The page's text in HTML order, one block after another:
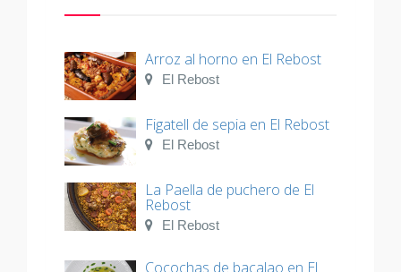
Arroz al horno en El Rebost
El Rebost
Figatell de sepia en El Rebost
El Rebost
La Paella de puchero de El
Rebost
El Rebost
Cocochas de bacalao en El